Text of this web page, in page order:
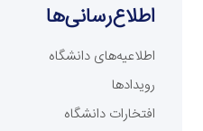
اطلاع‌رسانی‌ها
اطلاعیه‌های دانشگاه
رویدادها
افتخارات دانشگاه